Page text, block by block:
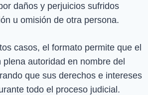
daños y perjuicios sufridos
u omisión de otra persona.
casos, el formato permite que el
autoridad en nombre del
que sus derechos e intereses
todo el proceso judicial.